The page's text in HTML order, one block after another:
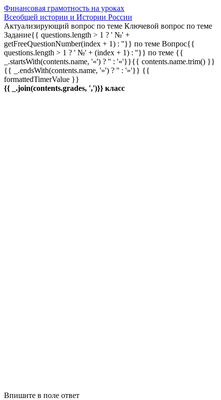
Финансовая грамотность на уроках
Всеобщей истории и Истории России
Актуализирующий вопрос по теме Ключевой вопрос по теме
Задание{{ questions.length > 1 ? ' №' +
getFreeQuestionNumber(index + 1) : ''}} по теме Вопрос{{
questions.length > 1 ? ' №' + (index + 1) : ''}} по теме {{
_.startsWith(contents.name, '«') ? '' : '«'}}{{ contents.name.trim() }}
{{ _.endsWith(contents.name, '»') ? '' : '»'}} {{
formattedTimerValue }}
{{ _.join(contents.grades, ',')}} класс
Впишите в поле ответ